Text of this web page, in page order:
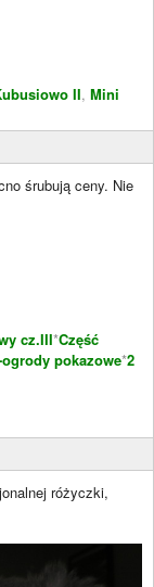
II, Mini
śrubują ceny. Nie
cz.III*Część
pokazowe*2
różyczki,